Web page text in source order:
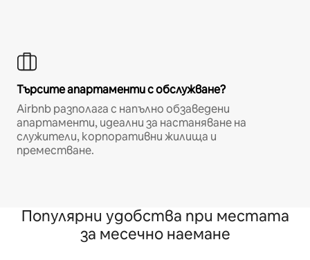
Търсите апартаменти с обслужване?
Airbnb разполага с напълно обзаведени
апартаменти, идеални за настаняване на
служители, корпоративни жилища и
преместване.
Популярни удобства при местата
за месечно наемане